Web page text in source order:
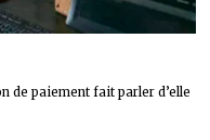
de paiement fait parler d’elle